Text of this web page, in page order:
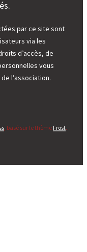
par ce site sont
via les
d’accès, de
vous
l’association.
, basé sur le thème Frost.